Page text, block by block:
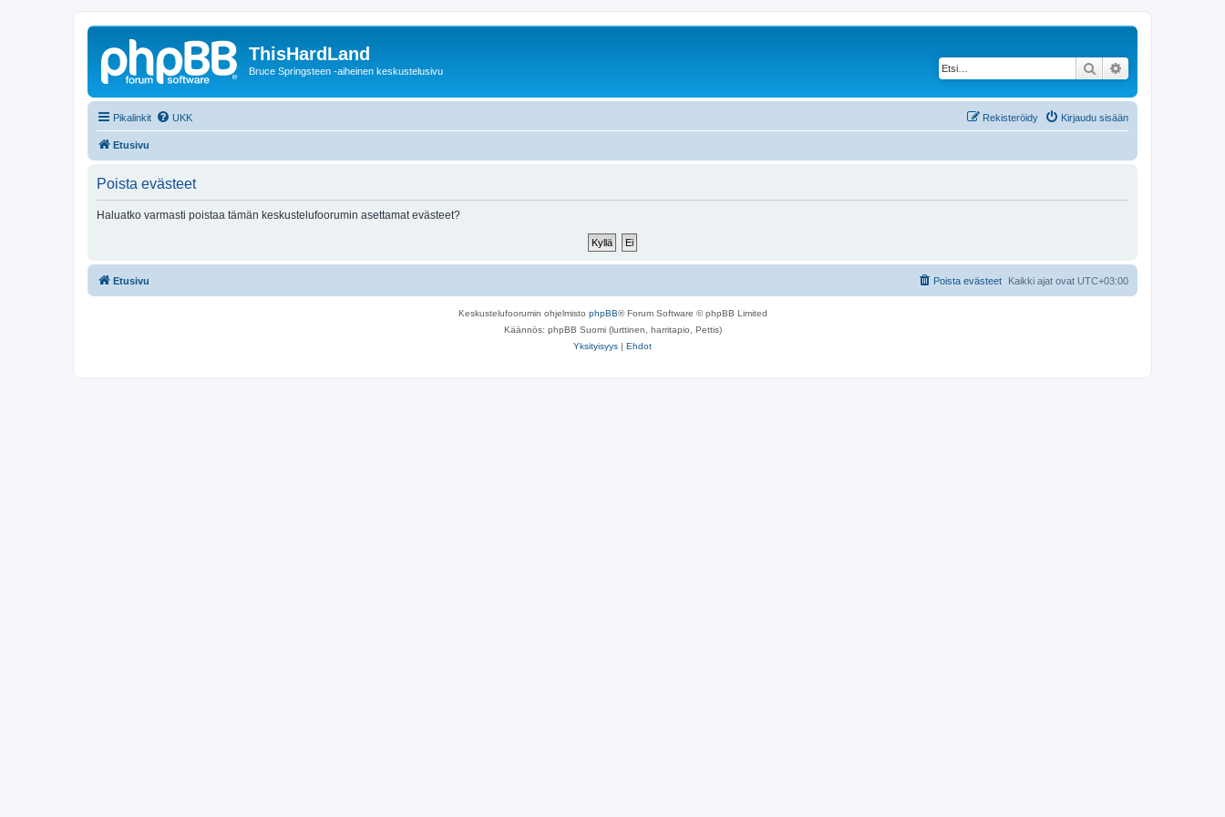
ThisHardLand
Bruce Springsteen -aiheinen keskustelusivu Etsi
Pikalinkit UKK Kirjaudu sisään
Rekisteröidy
Etusivu
Poista evästeet
Haluatko varmasti poistaa tämän keskustelufoorumin asettamat evästeet?
Etusivu Kaikki ajat ovat UTC+03:00
Poista evästeet
Keskustelufoorumin ohjelmisto phpBB® Forum Software © phpBB Limited
Käännös: phpBB Suomi (lurttinen, harritapio, Pettis)
Yksityisyys | Ehdot